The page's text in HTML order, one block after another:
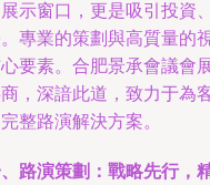
示窗口，更是吸引投資
專業的策劃與高質量的
要素。合肥景承會議會
，深諳此道，致力于為
整路演解決方案。
路演策劃：戰略先行，